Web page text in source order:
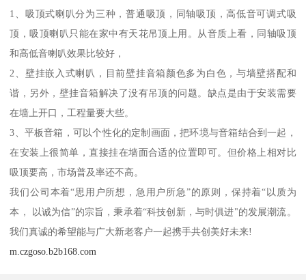
1、吸顶式喇叭分为三种，普通吸顶，同轴吸顶，高低音可调式吸
顶，吸顶喇叭只能在家中有天花吊顶上用。从音质上看，同轴吸顶
和高低音喇叭效果比较好，
2、壁挂嵌入式喇叭，目前壁挂音箱颜色多为白色，与墙壁搭配和
谐，另外，壁挂音箱解决了没有吊顶的问题。缺点是由于安装需要
在墙上开口，工程量要大些。
3、平板音箱，可以个性化的定制画面，把环境与音箱结合到一起，
在安装上很简单，直接挂在墙面合适的位置即可。但价格上相对比
吸顶要高，市场普及率还不高。
我们公司本着“思用户所想，急用户所急”的原则，保持着“以质为
本， 以诚为信”的宗旨，秉承着“科技创新，与时俱进"的发展潮流。
我们真诚的希望能与广大新老客户一起携手共创美好未来!
m.czgoso.b2b168.com